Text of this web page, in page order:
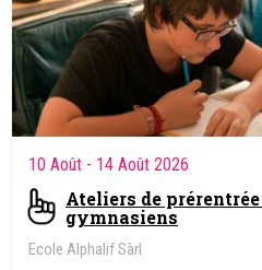
10 Août - 14 Août 2026
Ateliers de
gymnasiens
Ecole Alphalif Sàrl